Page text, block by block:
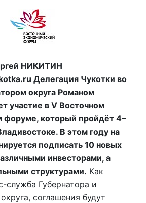
НИКИТИН
Делегация Чукотки во
округа Романом
участие в V Восточном
форуме, который пройдёт 4–
В этом году на
подписать 10 новых
инвесторами, а
структурами. Как
служба Губернатора и
соглашения будут